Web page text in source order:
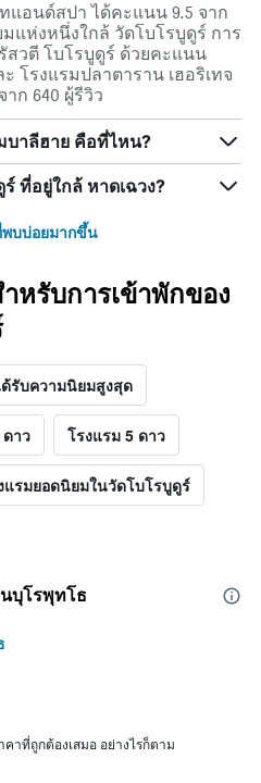
แอนด์สปา ได้คะแนน 9.5 จาก
แห่งหนึ่งใกล้ วัดโบโรบูดูร์ การ
สวตี โบโรบูดูร์ ด้วยคะแนน
โรงแรมปลาตาราน เฮอริเทจ
ก 640 ผู้รีวิว
บาลีฮาย คือที่ไหน?
ที่อยู่ใกล้ หาดเฉวง?
บบ่อยมากขึ้น
หรับการเข้าพักของ
ด้รับความนิยมสูงสุด
าว โรงแรม 5 ดาว
แรมยอดนิยมในวัดโบโรบูดูร์
บุโรพุทโธ
คาที่ถูกต้องเสมอ อย่างไรก็ตาม